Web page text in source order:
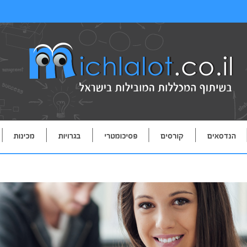
הנדסאים קורסים פסיכומטרי בגרויות מכינות